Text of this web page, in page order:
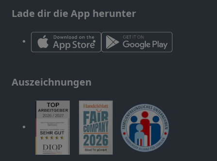
Lade dir die App herunter
Auszeichnungen